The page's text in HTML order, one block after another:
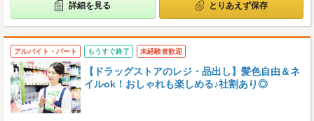
詳細を見る とりあえず保存
アルバイト・パート もうすぐ終了 未経験者歓迎
【ドラッグストアのレジ・品出し】髪色自由＆ネ
イルok！おしゃれも楽しめる♪社割あり◎